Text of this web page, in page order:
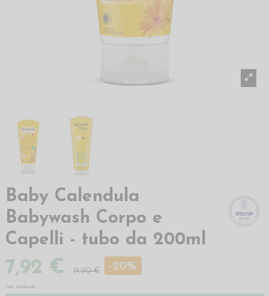
Baby Calendula
Babywash Corpo e
Capelli - tubo da 200ml
7,92 € 9,90 € -20%
iva inclusa